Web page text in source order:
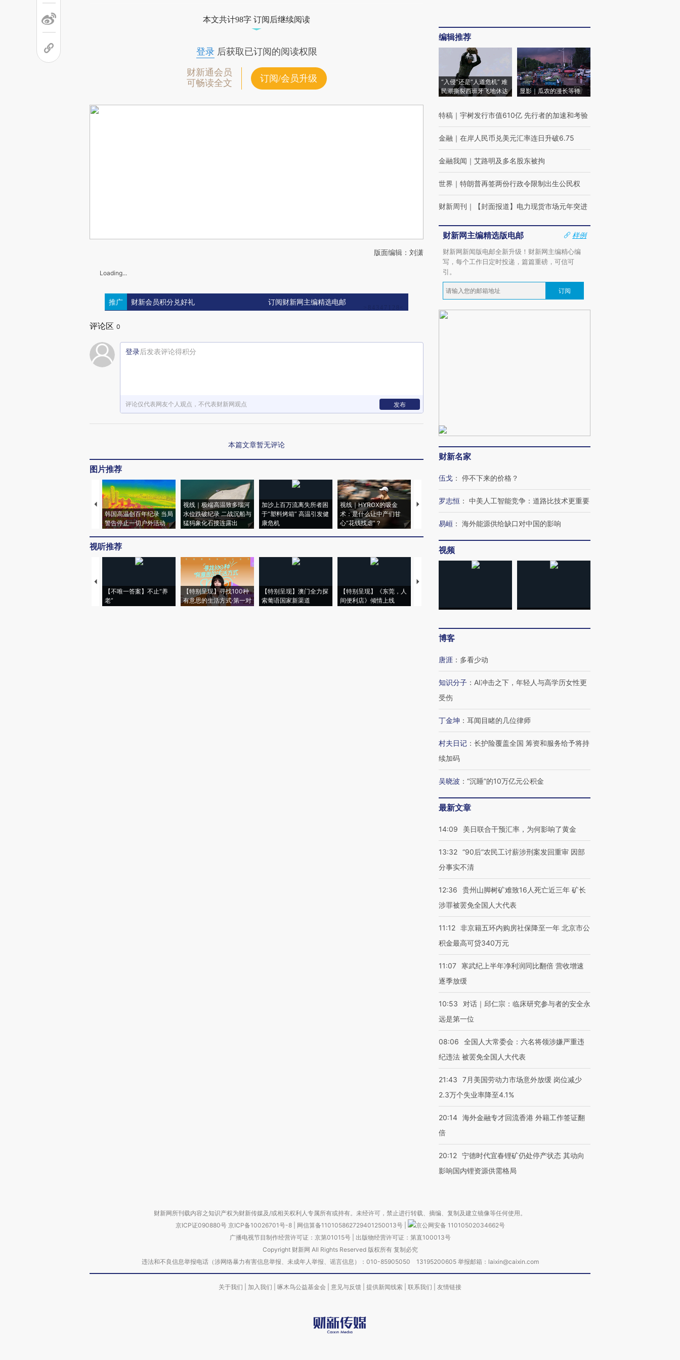
本文共计98字 订阅后继续阅读
登录后获取已订阅的阅读权限
财新通会员
可畅读全文
订阅/会员升级
版面编辑：刘潇
Loading...
推广 财新会员积分兑好礼 订阅财新网主编精选电邮
评论区 0
登录后发表评论得积分
评论仅代表网友个人观点，不代表财新网观点 发布
本篇文章暂无评论
图片推荐
韩国高温创百年纪录 当局
警告停止一切户外活动
视线｜极端高温致多瑙河
水位跌破纪录 二战沉船与
猛犸象化石接连露出
加沙上百万流离失所者困
于“塑料烤箱” 高温引发健
康危机
视线｜HYROX的吸金
术：是什么让中产们甘
心“花钱找虐”？
马航飞行员跨国走私7万
粒摇头丸 尿检体内含3种
视线｜被称为“蟑螂”的印
度Z世代 用街头抗争将教
育部长拱下台
视线｜“入侵”还是“人道危
机”？难民潮撕裂西班牙
视听推荐
【不唯一答案】不止“养
老”
【特别呈现】寻找100种
有意思的生活方式·第一对
【特别呈现】澳门全力探
索葡语国家新渠道
【特别呈现】《东莞，人
间便利店》倾情上线
【推广】走进第四届链博
编辑推荐
“入侵”还是“人道危机” 难
民潮撕裂西班牙飞地休达
显影｜瓜农的漫长等待
特稿 ｜ 宇树发行市值610亿 先行者的加速和考验
金融 ｜ 在岸人民币兑美元汇率连日升破6.75
金融我闻 ｜ 艾路明及多名股东被拘
世界 ｜ 特朗普再签两份行政令限制出生公民权
财新周刊 ｜ 【封面报道】电力现货市场元年突进
财新网主编精选版电邮
样例
财新网新闻版电邮全新升级！财新网主编精心编
写，每个工作日定时投递，篇篇重磅，可信可
引。
订阅
财新名家
伍戈 ： 停不下来的价格？
罗志恒 ： 中美人工智能竞争：道路比技术更重要
易峘 ： 海外能源供给缺口对中国的影响
视频
博客
唐涯 ： 多看少动
知识分子 ： AI冲击之下，年轻人与高学历女性更
受伤
丁金坤 ： 耳闻目睹的几位律师
村夫日记 ： 长护险覆盖全国 筹资和服务给予将持
续加码
吴晓波 ： “沉睡”的10万亿元公积金
最新文章
14:09 美日联合干预汇率，为何影响了黄金
13:32 “90后”农民工讨薪涉刑案发回重审 因部
分事实不清
12:36
贵州山脚树矿难致16人死亡近三年 矿长
涉罪被罢免全国人大代表
11:12 非京籍五环内购房社保降至一年 北京市公
积金最高可贷340万元
11:07
寒武纪上半年净利润同比翻倍 营收增速
逐季放缓
10:53
对话｜邱仁宗：临床研究参与者的安全永
远是第一位
08:06
全国人大常委会：六名将领涉嫌严重违
纪违法 被罢免全国人大代表
21:43
7月美国劳动力市场意外放缓 岗位减少
2.3万个失业率降至4.1%
20:14 海外金融专才回流香港 外籍工作签证翻
倍
20:12 宁德时代宜春锂矿仍处停产状态 其动向
影响国内锂资源供需格局
财新网所刊载内容之知识产权为财新传媒及/或相关权利人专属所有或持有。未经许可，禁止进行转载、摘编、复制及建立镜像等任何使用。
京ICP证090880号 京ICP备10026701号-8 网信算备110105862729401250013号
京公网安备 11010502034662号
广播电视节目制作经营许可证：京第01015号| 出版物经营许可证：第直100013号
Copyright 财新网 All Rights Reserved 版权所有 复制必究
违法和不良信息举报电话（涉网络暴力有害信息举报、未成年人举报、谣言信息）：010-85905050 13195200605 举报邮箱：laixin@caixin.com
关于我们 加入我们 啄木鸟公益基金会 意见与反馈 提供新闻线索 联系我们 友情链接